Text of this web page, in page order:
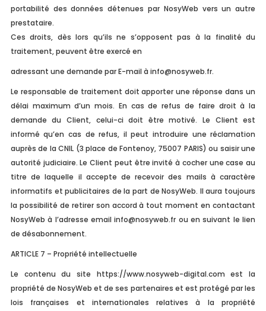
portabilité des données détenues par NosyWeb vers un autre
prestataire.
Ces droits, dès lors qu’ils ne s’opposent pas à la finalité du
traitement, peuvent être exercé en
adressant une demande par E-mail à info@nosyweb.fr.
Le responsable de traitement doit apporter une réponse dans un
délai maximum d’un mois. En cas de refus de faire droit à la
demande du Client, celui-ci doit être motivé. Le Client est
informé qu’en cas de refus, il peut introduire une réclamation
auprès de la CNIL (3 place de Fontenoy, 75007 PARIS) ou saisir une
autorité judiciaire. Le Client peut être invité à cocher une case au
titre de laquelle il accepte de recevoir des mails à caractère
informatifs et publicitaires de la part de NosyWeb. Il aura toujours
la possibilité de retirer son accord à tout moment en contactant
NosyWeb à l’adresse emailinfo@nosyweb.fr ou en suivant le lien
de désabonnement.
ARTICLE 7 – Propriété intellectuelle
Le contenu du site https://www.nosyweb-digital.com est la
propriété de NosyWeb et de ses partenaires et est protégé par les
lois françaises et internationales relatives à la propriété